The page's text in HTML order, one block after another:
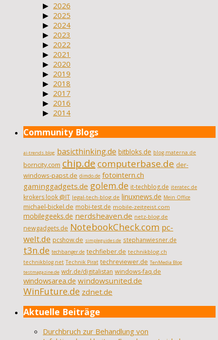
2026
2025
2024
2023
2022
2021
2020
2019
2018
2017
2016
2014
Community Blogs
ai-trends.blog basicthinking.de bitbloks.de blog.materna.de
borncity.com chip.de computerbase.de der-
windows-papst.de dimdo.de fotointern.ch
gaminggadgets.de golem.de it-techblog.de iteratec.de
krokers look @IT legal-tech-blog.de linuxnews.de Mein Office
michael-bickel.de mobi-test.de mobile-zeitgeist.com
mobilegeeks.de nerdsheaven.de netz-blog.de
newgadgets.de NotebookCheck.com pc-
welt.de pcshow.de simpleguides.de stephanwiesner.de
t3n.de techbanger.de techfieber.de technikblog.ch
technikblog.net Technik Pirat techreviewer.de TenMedia Blog
testmagazine.de wdr.de/digitalistan windows-faq.de
windowsarea.de windowsunited.de
WinFuture.de zdnet.de
Aktuelle Beiträge
Durchbruch zur Behandlung von